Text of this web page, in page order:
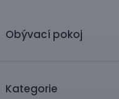
Obývací pokoj
Kategorie